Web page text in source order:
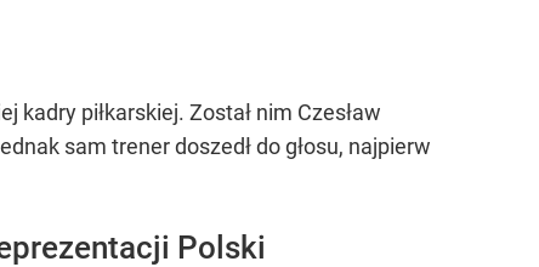
kadry piłkarskiej. Został nim Czesław
sam trener doszedł do głosu, najpierw
Polski